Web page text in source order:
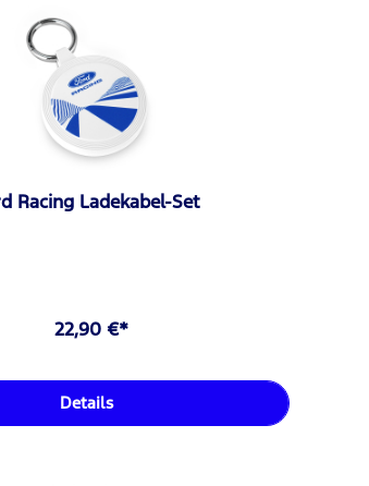
Racing Ladekabel-Set
22,90 €*
Details